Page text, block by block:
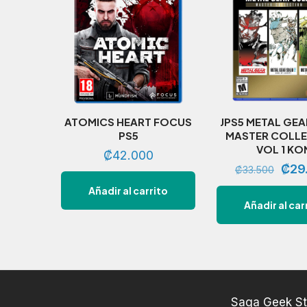
ATOMICS HEART FOCUS
PS5
₡42.000
Añadir al carrito
JPS5 METAL
MASTER
VOL 1
₡33.500
El
₡
Añadir al
Saga Geek